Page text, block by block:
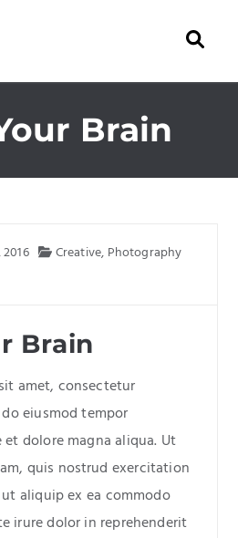
Brain
Creative, Photography
Brain
amet, consectetur
eiusmod tempor
dolore magna aliqua. Ut
quis nostrud exercitation
aliquip ex ea commodo
irure dolor in reprehenderit